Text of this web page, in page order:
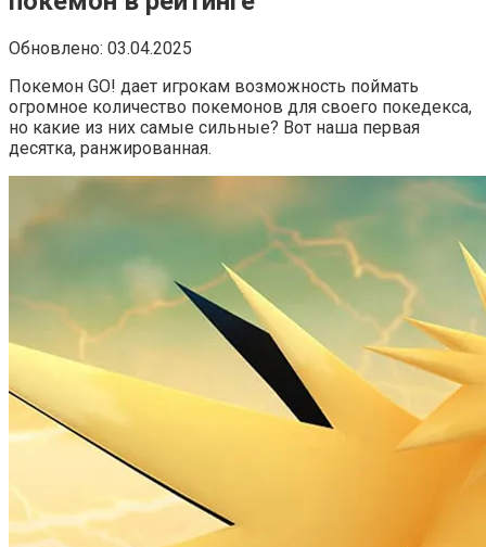
Обновлено: 03.04.2025
Покемон GO! дает игрокам возможность поймать
огромное количество покемонов для своего покедекса,
но какие из них самые сильные? Вот наша первая
десятка, ранжированная.